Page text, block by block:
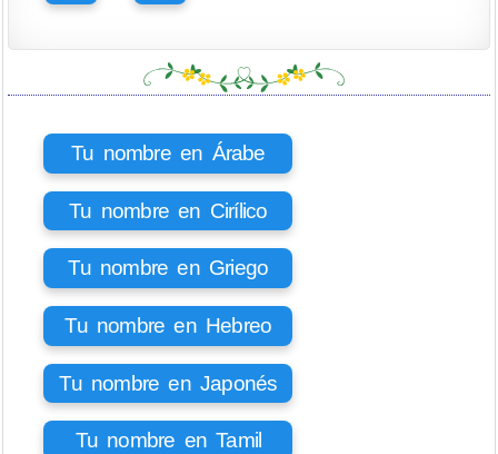
Tu nombre en Árabe
Tu nombre en Cirílico
Tu nombre en Griego
Tu nombre en Hebreo
Tu nombre en Japonés
Tu nombre en Tamil